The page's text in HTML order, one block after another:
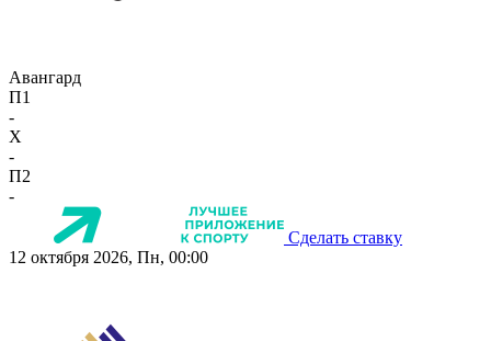
Авангард
П1
-
X
-
П2
-
Сделать ставку
12 октября 2026, Пн, 00:00